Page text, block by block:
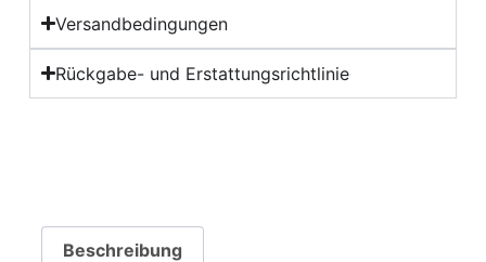
Versandbedingungen
Rückgabe- und Erstattungsrichtlinie
Beschreibung